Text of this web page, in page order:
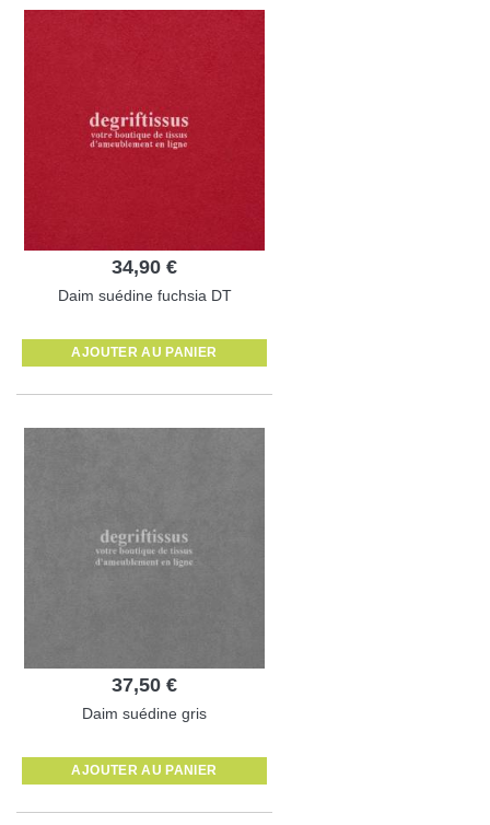
34,90 €
Daim suédine fuchsia DT
AJOUTER AU PANIER
37,50 €
Daim suédine gris
AJOUTER AU PANIER